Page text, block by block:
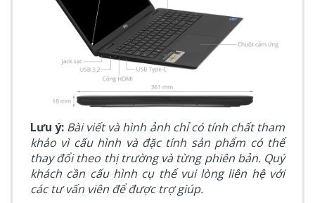
Lưu ý: Bài viết và hình ảnh chỉ có tính chất tham
khảo vì cấu hình và đặc tính sản phẩm có thể
thay đổi theo thị trường và từng phiên bản. Quý
khách cần cấu hình cụ thể vui lòng liên hệ với
các tư vấn viên để được trợ giúp.